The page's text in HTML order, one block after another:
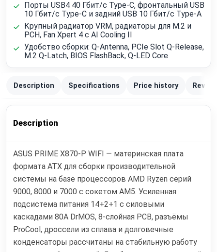
Порты USB4 40 Гбит/с Type-C, фронтальный USB
10 Гбит/с Type-C и задний USB 10 Гбит/с Type-A
Крупный радиатор VRM, радиаторы для M.2 и
PCH, Fan Xpert 4 с AI Cooling II
Удобство сборки: Q-Antenna, PCIe Slot Q-Release,
M.2 Q-Latch, BIOS FlashBack, Q-LED Core
Description Specifications Price history
Description
ASUS PRIME X870-P WIFI — материнская плата
формата ATX для сборки производительной
системы на базе процессоров AMD Ryzen серий
9000, 8000 и 7000 с сокетом AM5. Усиленная
подсистема питания 14+2+1 с силовыми
каскадами 80A DrMOS, 8-слойная PCB, разъёмы
ProCool, дроссели из сплава и долговечные
конденсаторы рассчитаны на стабильную работу